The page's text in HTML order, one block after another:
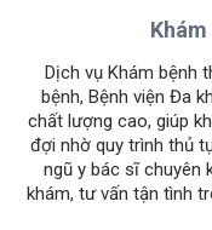
Dịch vụ Khám bệnh
bệnh, Bệnh viện Đa
chất lượng cao, giúp
đợi nhờ quy trình thủ
ngũ y bác sĩ chuyên
khám, tư vấn tận tình